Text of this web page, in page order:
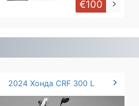
€100 keyboard_arrow_right
2024 Хонда CRF 300 L chevron_right